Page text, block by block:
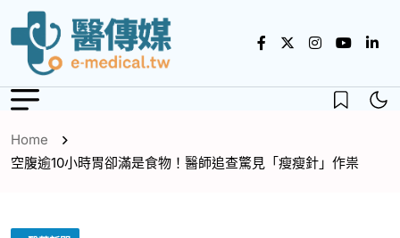
Home
空腹逾10小時胃卻滿是食物！醫師追查驚見「瘦瘦針」作祟